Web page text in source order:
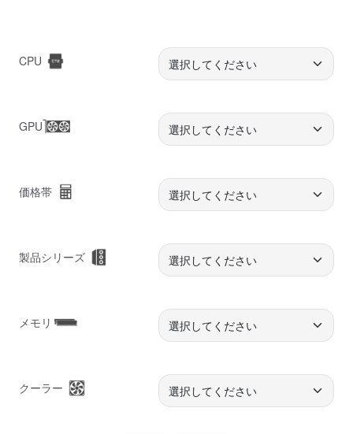
CPU
GPU
価格帯
製品シリーズ
メモリ
クーラー